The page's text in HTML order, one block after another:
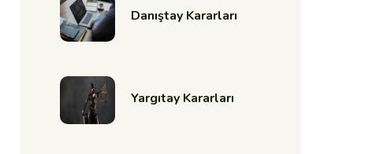
Danıştay Kararları
Yargıtay Kararları